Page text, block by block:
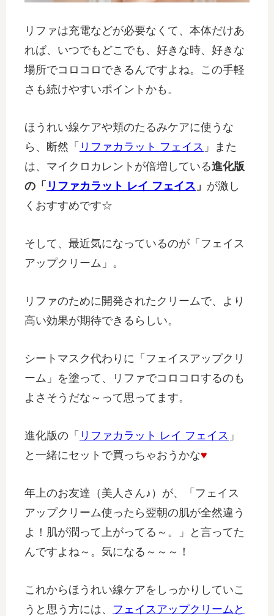
リファは充電などが必要なくて、本体だけあ
れば、いつでもどこでも、好きな時、好きな
場所でコロコロできるんですよね。この手軽
さも続けやすいポイントかも。
ほうれい線ケアや頬のたるみケアに使うな
ら、断然「 リファカラット フェイス 」また
は、マイクロカレントが倍増している進化版
の「 リファカラット レイ フェイス 」 が激し
くおすすめです☆
そして、最近気になっているのが「フェイス
アップクリーム」。
リファのために開発されたクリームで、より
高い効果が期待できるらしい。
シートマスク代わりに「フェイスアップクリ
ーム」を塗って、リファでコロコロするのも
よさそうだな～って思ってます。
進化版の「 リファカラット レイ フェイス 」
と一緒にセットで買っちゃおうかな♥
年上のお友達（美人さん♪）が、「フェイス
アップクリーム使ったら翌朝の肌が全然違う
よ！肌が潤って上がってる～。」と言ってた
んですよね～。気になる～～～！
これからほうれい線ケアをしっかりしていこ
うと思う方には、 フェイスアップクリームと